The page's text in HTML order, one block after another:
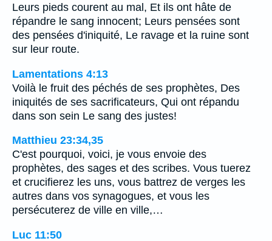
Leurs pieds courent au mal, Et ils ont hâte de
répandre le sang innocent; Leurs pensées sont
des pensées d'iniquité, Le ravage et la ruine sont
sur leur route.
Lamentations 4:13
Voilà le fruit des péchés de ses prophètes, Des
iniquités de ses sacrificateurs, Qui ont répandu
dans son sein Le sang des justes!
Matthieu 23:34,35
C'est pourquoi, voici, je vous envoie des
prophètes, des sages et des scribes. Vous tuerez
et crucifierez les uns, vous battrez de verges les
autres dans vos synagogues, et vous les
persécuterez de ville en ville,…
Luc 11:50